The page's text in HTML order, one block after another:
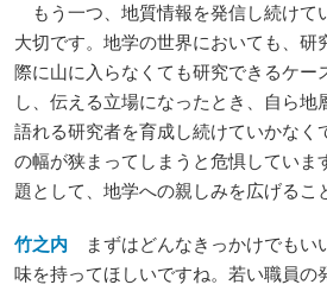
もう一つ、地質情報を発信し続けて
大切です。地学の世界においても、研
際に山に入らなくても研究できるケー
し、伝える立場になったとき、自ら地
語れる研究者を育成し続けていかなく
の幅が狭まってしまうと危惧していま
題として、地学への親しみを広げるこ
竹之内
まずはどんなきっかけでも
味を持ってほしいですね。若い職員の